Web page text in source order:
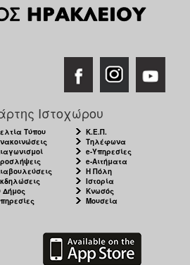
Ιστοχώρου
Τύπου
Δήμος
Κ.Ε.Π.
Τηλέφωνα
e-Υπηρεσίες
e-Αιτήματα
Η Πόλη
Ιστορία
Κνωσός
Μουσεία